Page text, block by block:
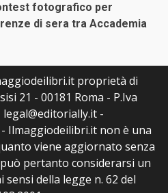
fotografico per
di sera tra Accademia
proprietà di
21 - 00181 Roma - P.Iva
legal@editorially.it -
Ilmaggiodeilibri.it non è una
viene aggiornato senza
pertanto considerarsi un
della legge n. 62 del